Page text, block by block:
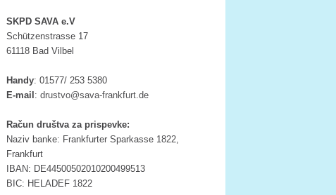
SKPD SAVA e.V
Schützenstrasse 17
61118 Bad Vilbel
Handy: 01577/ 253 5380
E-mail : ed.tr
ufkna
rf-av
as@ov
tsurd
Račun društva za prispevke:
Naziv banke: Frankfurter Sparkasse 1822,
Frankfurt
IBAN: DE44500502010200499513
BIC: HELADEF 1822